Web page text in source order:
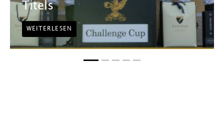
Titels
WEITERLESEN